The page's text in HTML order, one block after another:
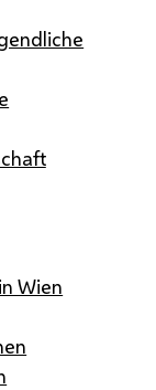
Wien